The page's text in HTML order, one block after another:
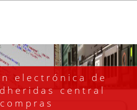
electrónica de
central
compras